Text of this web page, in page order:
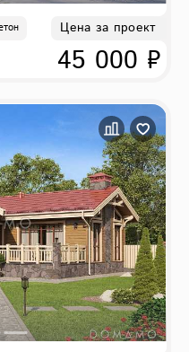
Цена за проект
45 000 ₽